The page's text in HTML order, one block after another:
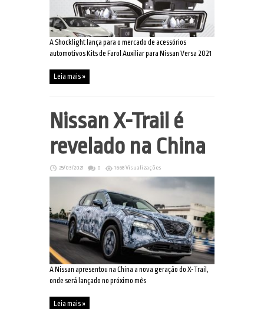
A Shocklight lança para o mercado de acessórios
automotivos Kits de Farol Auxiliar para Nissan Versa 2021
Leia mais »
Nissan X-Trail é
revelado na China
25/03/2021 0 1668 Visualizações
A Nissan apresentou na China a nova geração do X-Trail,
onde será lançado no próximo mês
Leia mais »